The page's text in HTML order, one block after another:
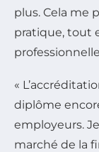
plus. Cela me
pratique, tout
«
diplôme
employeurs.
marché de la